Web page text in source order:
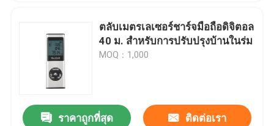
ตลับเมตรเลเซอร์ชาร์จมือถือดิจิตอล
40 ม. สำหรับการปรับปรุงบ้านในร่ม
MOQ：1,000
ราคาถูกที่สุด ติดต่อเรา